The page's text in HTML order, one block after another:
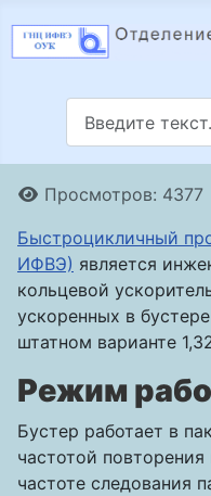
Информация о
Просмотров: 4377
Быстроцикличный
ИФВЭ) является
кольцевой
ускоренных в
штатном варианте
Режим
Бустер работает в
частотой
частоте следования